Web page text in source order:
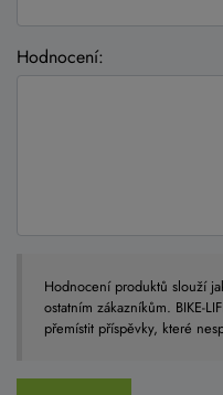
Hodnocení:
Hodnocení produktů slouží
ostatním zákazníkům. BIKE-
přemístit příspěvky, které